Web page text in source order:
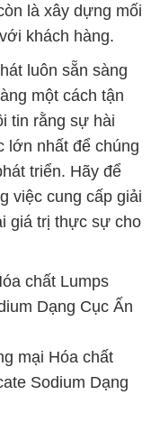
là xây dựng mối
khách hàng.
luôn sẵn sàng
một cách tận
tin rằng sự hài
lớn nhất để chúng
triển. Hãy để
việc cung cấp giải
giá trị thực sự cho
chất Lumps
Dạng Cục Ấn
mại Hóa chất
Sodium Dạng